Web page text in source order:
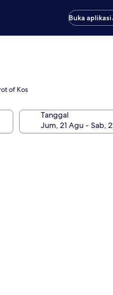
Buka aplikasi
of Kos
Tanggal